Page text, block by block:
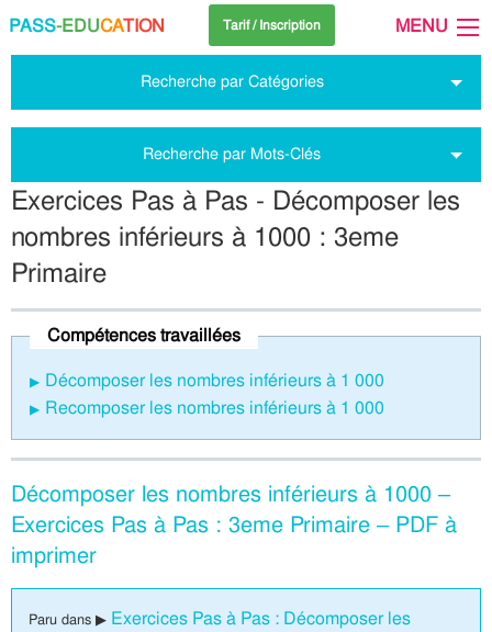
PASS-EDUCATION Tarif / Inscription MENU
Recherche par Catégories
Recherche par Mots-Clés
Exercices Pas à Pas - Décomposer les
nombres inférieurs à 1000 : 3eme
Primaire
Compétences travaillées
Décomposer les nombres inférieurs à 1 000
Recomposer les nombres inférieurs à 1 000
Décomposer les nombres inférieurs à 1000 –
Exercices Pas à Pas : 3eme Primaire – PDF à
imprimer
Paru dans ▶ Exercices Pas à Pas : Décomposer les